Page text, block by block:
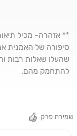
** אזהרה- מכיל
סיפורה של האמנית
שהעלו שאלות רבות
להתחמק מהם.
שמירת פרק